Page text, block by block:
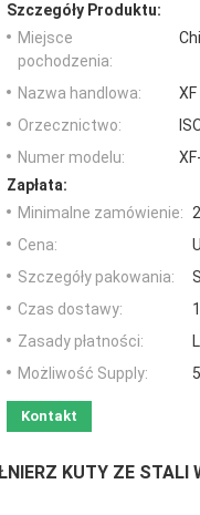
Szczegóły Produktu:
Miejsce
pochodzenia:
Nazwa handlowa:
XF
Orzecznictwo:
Numer modelu:
Zapłata:
Minimalne zamówienie:
Cena:
Szczegóły pakowania:
Czas dostawy:
Zasady płatności:
Możliwość Supply:
Kontakt
KUTY ZE STALI